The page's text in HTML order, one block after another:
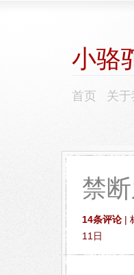
小骆
首页 关于
禁
14条评论 |
11日